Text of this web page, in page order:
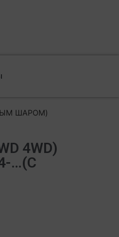
ШАРОМ)
4WD)
…(С